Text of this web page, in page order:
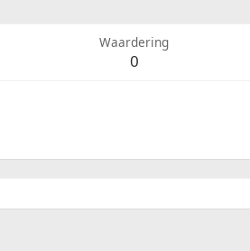
Waardering
0